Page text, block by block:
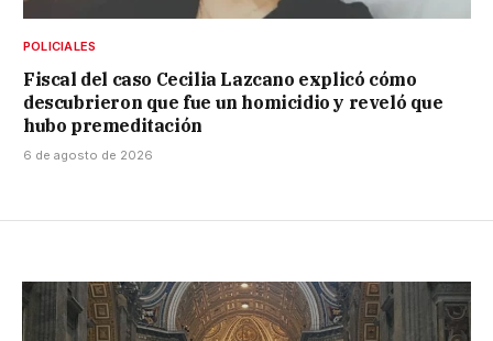
POLICIALES
Fiscal del caso Cecilia Lazcano explicó cómo
descubrieron que fue un homicidio y reveló que
hubo premeditación
6 de agosto de 2026